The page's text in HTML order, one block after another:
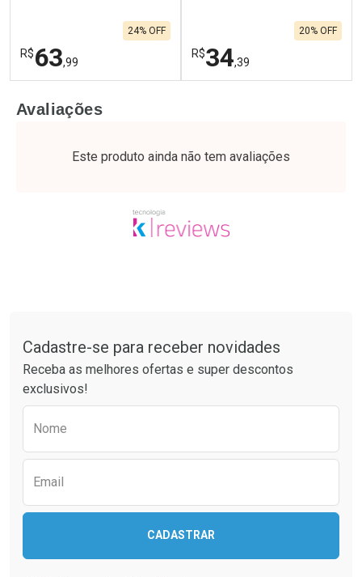
R$63,99
24% OFF
Laboratório
Ativar Desconto
Comprar sem Desconto
Por Menos
Comprar sem Desconto
Por R$ 63,99/cada
R$34,39
20% OFF
Laboratório
Ativar Desconto
Comprar sem Desconto
Por Menos
Comprar sem Desconto
Avaliações
Este produto ainda não tem avaliações
Cadastre-se para receber novidades
Receba as melhores ofertas e super descontos
exclusivos!
Nome
Email
CADASTRAR